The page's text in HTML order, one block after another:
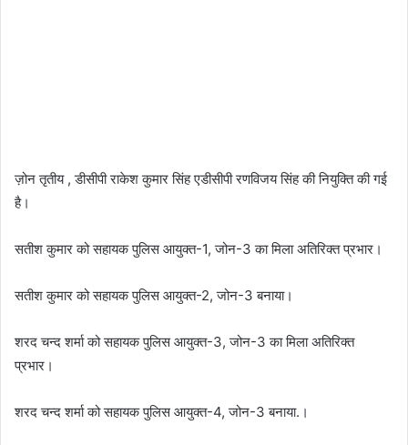
ज़ोन तृतीय , डीसीपी राकेश कुमार सिंह एडीसीपी रणविजय सिंह की नियुक्ति की गई
है।
सतीश कुमार को सहायक पुलिस आयुक्त-1, जोन-3 का मिला अतिरिक्त प्रभार।
सतीश कुमार को सहायक पुलिस आयुक्त-2, जोन-3 बनाया।
शरद चन्द शर्मा को सहायक पुलिस आयुक्त-3, जोन-3 का मिला अतिरिक्त
प्रभार।
शरद चन्द शर्मा को सहायक पुलिस आयुक्त-4, जोन-3 बनाया.।